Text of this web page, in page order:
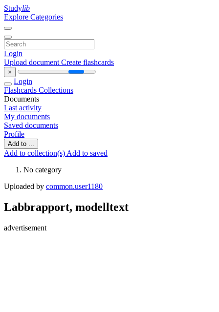
Studylib
Explore Categories
Login
Upload document Create flashcards
×
Login
Flashcards Collections
Documents
Last activity
My documents
Saved documents
Profile
Add to ...
Add to collection(s) Add to saved
No category
Uploaded by common.user1180
Labbrapport, modelltext
advertisement